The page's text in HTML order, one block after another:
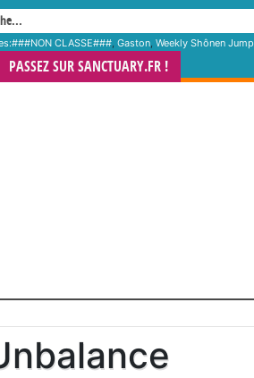
###NON CLASSE###, Gaston, Weekly Shônen Jump
PASSEZ SUR SANCTUARY.FR !